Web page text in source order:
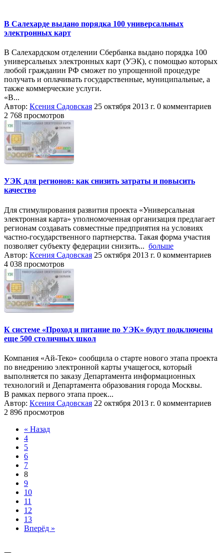
В Салехарде выдано порядка 100 универсальных
электронных карт
В Салехардском отделении Сбербанка выдано порядка 100
универсальных электронных карт (УЭК), с помощью которых
любой гражданин РФ сможет по упрощенной процедуре
получать и оплачивать государственные, муниципальные, а
также коммерческие услуги.
«В...
Автор: Ксения Садовская 25 октября 2013 г. 0 комментариев
2 768 просмотров
УЭК для регионов: как снизить затраты и повысить
качество
Для стимулирования развития проекта «Универсальная
электронная карта» уполномоченная организация предлагает
регионам создавать совместные предприятия на условиях
частно-государственного партнерства. Такая форма участия
позволяет субъекту федерации снизить... больше
Автор: Ксения Садовская 25 октября 2013 г. 0 комментариев
4 038 просмотров
К системе «Проход и питание по УЭК» будут подключены
еще 500 столичных школ
Компания «Ай-Теко» сообщила о старте нового этапа проекта
по внедрению электронной карты учащегося, который
выполняется по заказу Департамента информационных
технологий и Департамента образования города Москвы.
В рамках первого этапа проек...
Автор: Ксения Садовская 22 октября 2013 г. 0 комментариев
2 896 просмотров
« Назад
4
5
6
7
8
9
10
11
12
13
Вперёд »